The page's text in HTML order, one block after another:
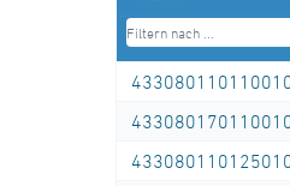
(Hersteller: STAR
GmbH,Wesel
Tel.: 0281/98414-